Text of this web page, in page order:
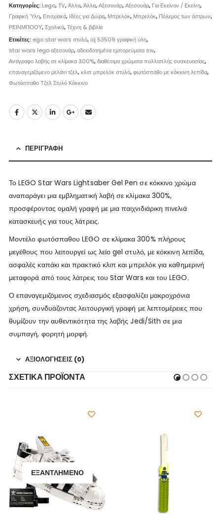
Κατηγορίες: Lego,TV,Άλλα,Άλλα,Αξεσουάρ,Αξεσουάρ, Για Εκείνον / Εκείνη,
Γραφική Ύλη, Εποχιακά, Ιδέες για Δώρα, Μπρελόκ, Μπρελόκ, Πόλεμος των άστρων,
ΡΕΙΝΜΠΟΟΥ,Σχολικά,Τέχνη & βιβλία
Ετικέτες: ego star wars στυλό, iq 53509 γραφική ύλη,
star wars lego αξεσουάρ,αδειοδοτημένα εμπορεύματα sw,
Αντίγραφο λαβής σε κλίμακα 300%,διαθέσιμα χρώματα πολλαπλής συσκευασίας,
επαναγεμιζόμενο μελάνι τζελ,κλιπ μπρελόκ στυλό,φωτόσπαθο με κόκκινη λεπίδα,
Φωτόσπαθο Τζελ Στυλό Κόκκινο
ΠΕΡΙΓΡΑΦΉ
Το LEGO Star Wars Lightsaber Gel Pen σε κόκκινο χρώμα
αναπαράγει μια εμβληματική λαβή σε κλίμακα 300%,
προσφέροντας ομαλή γραφή με μια παιχνιδιάρικη πινελιά
κατασκευής για τους λάτρεις.
Μοντέλο φωτόσπαθου LEGO σε κλίμακα 300% πλήρους
μεγέθους που λειτουργεί ως λείο gel στυλό, με κόκκινη λεπίδα,
ασφαλές καπάκι και πρακτικό κλιπ και μπρελόκ για καθημερινή
μεταφορά από τους λάτρεις του Star Wars και του LEGO.
Ο επαναγεμιζόμενος σχεδιασμός εξασφαλίζει μακροχρόνια
χρήση, συνδυάζοντας λειτουργική γραφή με λεπτομέρειες που
θυμίζουν την αυθεντικότητα της λαβής Jedi/Sith σε μια
συμπαγή, φορητή μορφή.
ΑΞΙΟΛΟΓΉΣΕΙΣ (0)
ΣΧΕΤΙΚΆ ΠΡΟΪΌΝΤΑ
ΕΞΑΝΤΛΗΜΈΝΟ